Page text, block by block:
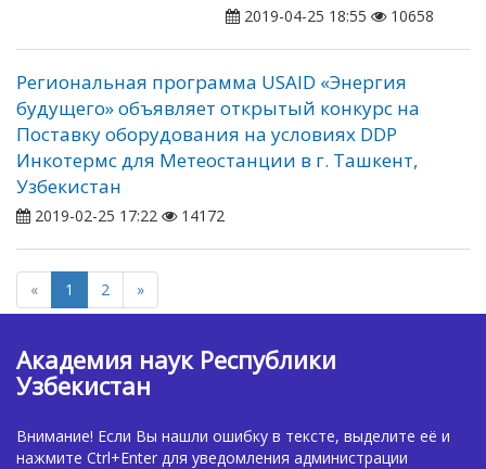
2019-04-25 18:55 10658
Региональная программа USAID «Энергия
будущего» объявляет открытый конкурс на
Поставку оборудования на условиях DDP
Инкотермс для Метеостанции в г. Ташкент,
Узбекистан
2019-02-25 17:22 14172
« 1 2 »
Академия наук Республики
Узбекистан
Внимание! Если Вы нашли ошибку в тексте, выделите её и
нажмите Ctrl+Enter для уведомления администрации